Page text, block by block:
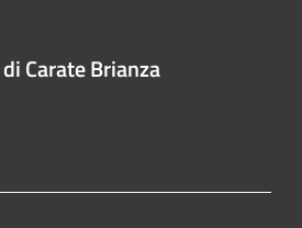
Carate Brianza